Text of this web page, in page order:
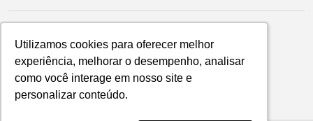
Utilizamos cookies para oferecer melhor
experiência, melhorar o desempenho, analisar
como você interage em nosso site e
personalizar conteúdo.
Utilizamos cookies para oferecer melhor
experiência, melhorar o desempenho, analisar
como você interage em nosso site e
personalizar conteúdo.
Política de Privacidade